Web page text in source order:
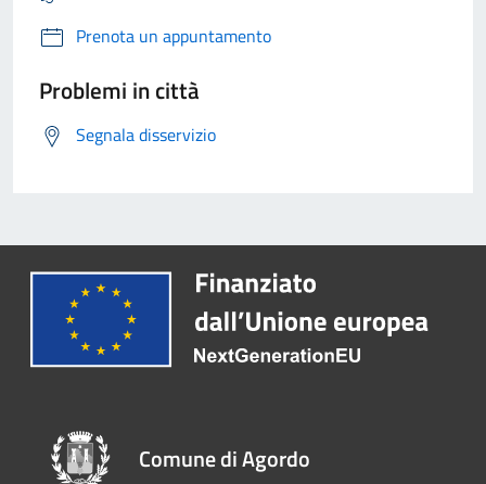
Prenota un appuntamento
Problemi in città
Segnala disservizio
Comune di Agordo